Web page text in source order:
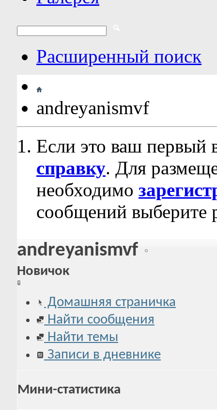
Расширенный поиск
andreyanismvf
Если это ваш первый
справку. Для
необходимо
сообщений выберите
andreyanismvf
Новичок
Домашняя страничка
Найти сообщения
Найти темы
Записи в дневнике
Мини-статистика